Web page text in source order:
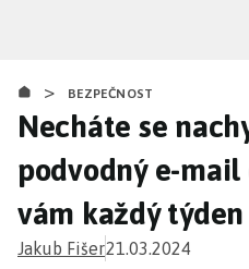
obsahu
> BEZPEČNOST
Necháte se
podvodný e-
vám každý týden
Jakub Fišer21.03.2024